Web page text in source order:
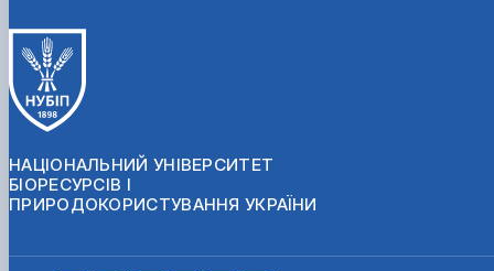
НАЦІОНАЛЬНИЙ УНІВЕРСИТЕТ
БІОРЕСУРСІВ І
ПРИРОДОКОРИСТУВАННЯ УКРАЇНИ